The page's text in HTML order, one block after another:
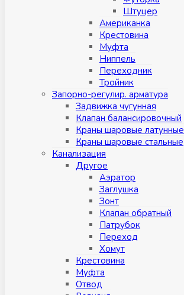
Штуцер
Американка
Крестовина
Муфта
Ниппель
Переходник
Тройник
Запорно-регулир. арматура
Задвижка чугунная
Клапан балансировочный
Краны шаровые латунные
Краны шаровые стальные
Канализация
Другое
Аэратор
Заглушкa
Зонт
Клапан обратный
Патрубок
Переход
Хомут
Крестовина
Муфтa
Отвод